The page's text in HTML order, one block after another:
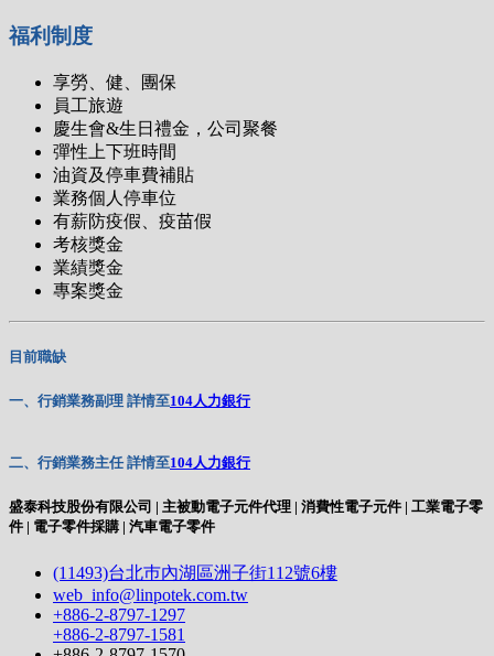
福利制度
享勞、健、團保
員工旅遊
慶生會&生日禮金，公司聚餐
彈性上下班時間
油資及停車費補貼
業務個人停車位
有薪防疫假、疫苗假
考核獎金
業績獎金
專案獎金
目前職缺
一、行銷業務副理 詳情至104人力銀行
二、行銷業務主任 詳情至104人力銀行
盛泰科技股份有限公司 | 主被動電子元件代理 | 消費性電子元件 | 工業電子零
件 | 電子零件採購 | 汽車電子零件
(11493)台北巿內湖區洲子街112號6樓
web_info@linpotek.com.tw
+886-2-8797-1297
+886-2-8797-1581